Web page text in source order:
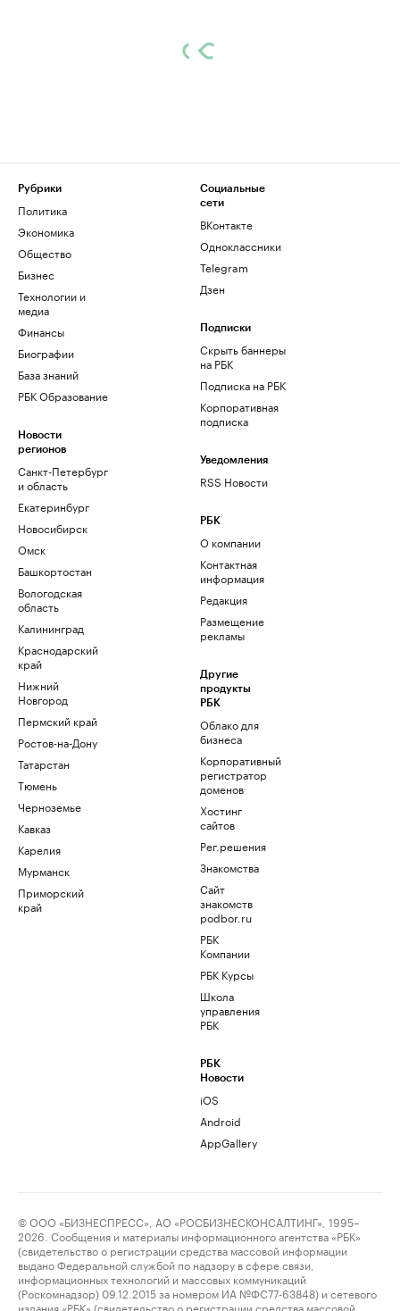
Рубрики
Политика
Экономика
Общество
Бизнес
Технологии и
медиа
Финансы
Биографии
База знаний
РБК Образование
Новости
регионов
Санкт-Петербург
и область
Екатеринбург
Новосибирск
Омск
Башкортостан
Вологодская
область
Калининград
Краснодарский
край
Нижний
Новгород
Пермский край
Ростов-на-Дону
Татарстан
Тюмень
Черноземье
Кавказ
Карелия
Мурманск
Приморский
край
Социальные
сети
ВКонтакте
Одноклассники
Telegram
Дзен
Подписки
Скрыть баннеры
на РБК
Подписка на РБК
Корпоративная
подписка
Уведомления
RSS Новости
РБК
О компании
Контактная
информация
Редакция
Размещение
рекламы
Другие
продукты
РБК
Облако для
бизнеса
Корпоративный
регистратор
доменов
Хостинг
сайтов
Рег.решения
Знакомства
Сайт
знакомств
podbor.ru
РБК
Компании
РБК Курсы
Школа
управления
РБК
РБК
Новости
iOS
Android
AppGallery
© ООО «БИЗНЕСПРЕСС», АО «РОСБИЗНЕСКОНСАЛТИНГ», 1995–
2026. Сообщения и материалы информационного агентства «РБК»
(свидетельство о регистрации средства массовой информации
выдано Федеральной службой по надзору в сфере связи,
информационных технологий и массовых коммуникаций
(Роскомнадзор) 09.12.2015 за номером ИА №ФС77-63848) и сетевого
издания «РБК» (свидетельство о регистрации средства массовой